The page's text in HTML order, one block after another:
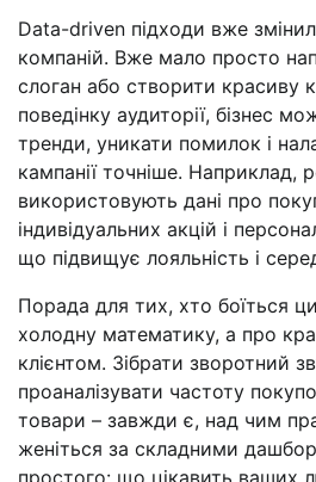
Data-driven підходи вже
компаній. Вже мало просто
слоган або створити красиву
поведінку аудиторії, бізнес
тренди, уникати помилок і
кампанії точніше. Наприклад,
використовують дані про
індивідуальних акцій і
що підвищує лояльність і
Порада для тих, хто боїться
холодну математику, а про
клієнтом. Зібрати зворотний
проаналізувати частоту
товари – завжди є, над чим
женіться за складними
простого: що цікавить ваших